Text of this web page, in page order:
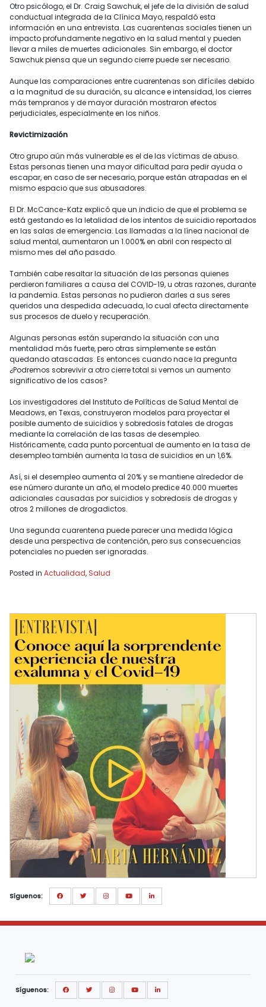
Otro psicólogo, el Dr. Craig Sawchuk, el jefe de la división de salud
conductual integrada de la Clínica Mayo, respaldó esta
información en una entrevista. Las cuarentenas sociales tienen un
impacto profundamente negativo en la salud mental y pueden
llevar a miles de muertes adicionales. Sin embargo, el doctor
Sawchuk piensa que un segundo cierre puede ser necesario.
Aunque las comparaciones entre cuarentenas son difíciles debido
a la magnitud de su duración, su alcance e intensidad, los cierres
más tempranos y de mayor duración mostraron efectos
perjudiciales, especialmente en los niños.
Revictimización
Otro grupo aún más vulnerable es el de las víctimas de abuso.
Estas personas tienen una mayor dificultad para pedir ayuda o
escapar, en caso de ser necesario, porque están atrapadas en el
mismo espacio que sus abusadores.
El Dr. McCance-Katz explicó que un indicio de que el problema se
está gestando es la letalidad de los intentos de suicidio reportados
en las salas de emergencia. Las llamadas a la línea nacional de
salud mental, aumentaron un 1.000% en abril con respecto al
mismo mes del año pasado.
También cabe resaltar la situación de las personas quienes
perdieron familiares a causa del COVID-19, u otras razones, durante
la pandemia. Estas personas no pudieron darles a sus seres
queridos una despedida adecuada, lo cual afecta directamente
sus procesos de duelo y recuperación.
Algunas personas están superando la situación con una
mentalidad más fuerte, pero otras simplemente se están
quedando atascadas. Es entonces cuando nace la pregunta
¿Podremos sobrevivir a otro cierre total si vemos un aumento
significativo de los casos?
Los investigadores del Instituto de Políticas de Salud Mental de
Meadows, en Texas, construyeron modelos para proyectar el
posible aumento de suicidios y sobredosis fatales de drogas
mediante la correlación de las tasas de desempleo.
Históricamente, cada punto porcentual de aumento en la tasa de
desempleo también aumenta la tasa de suicidios en un 1,6%.
Así, si el desempleo aumenta al 20% y se mantiene alrededor de
ese número durante un año, el modelo predice 40.000 muertes
adicionales causadas por suicidios y sobredosis de drogas y
otros 2 millones de drogadictos.
Una segunda cuarentena puede parecer una medida lógica
desde una perspectiva de contención, pero sus consecuencias
potenciales no pueden ser ignoradas.
Posted in Actualidad, Salud
Síguenos:
Síguenos: